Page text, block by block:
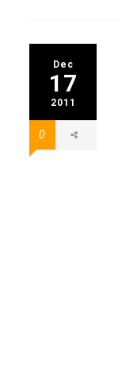
Dec
17
2011
0